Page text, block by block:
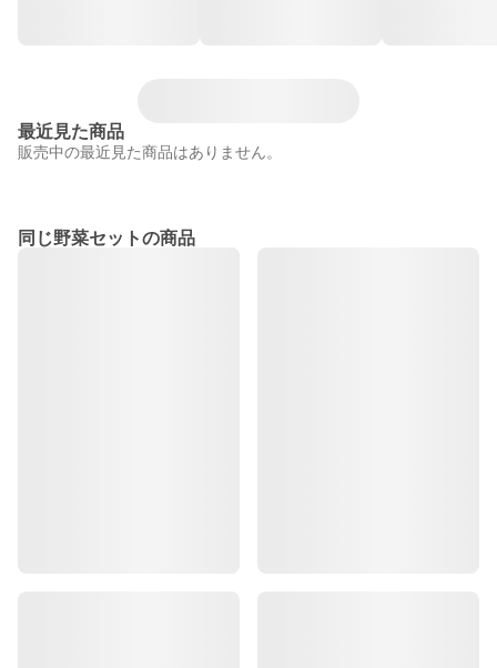
最近見た商品
販売中の最近見た商品はありません。
同じ野菜セットの商品